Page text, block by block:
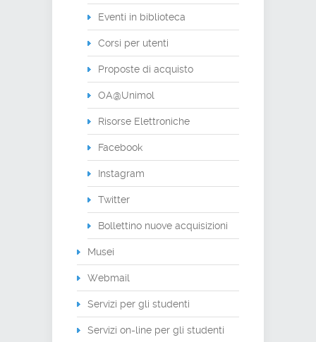
Eventi in biblioteca
Corsi per utenti
Proposte di acquisto
OA@Unimol
Risorse Elettroniche
Facebook
Instagram
Twitter
Bollettino nuove acquisizioni
Musei
Webmail
Servizi per gli studenti
Servizi on-line per gli studenti